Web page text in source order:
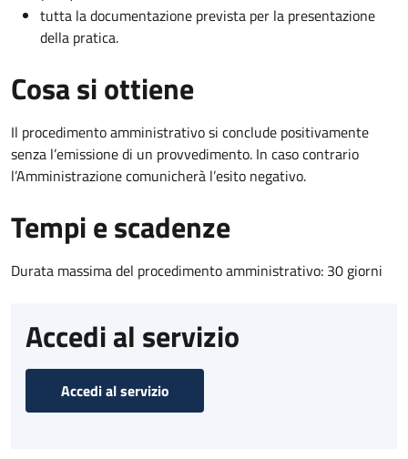
tutta la documentazione prevista per la presentazione
della pratica.
Cosa si ottiene
Il procedimento amministrativo si conclude positivamente
senza l’emissione di un provvedimento. In caso contrario
l’Amministrazione comunicherà l’esito negativo.
Tempi e scadenze
Durata massima del procedimento amministrativo: 30 giorni
Accedi al servizio
Accedi al servizio